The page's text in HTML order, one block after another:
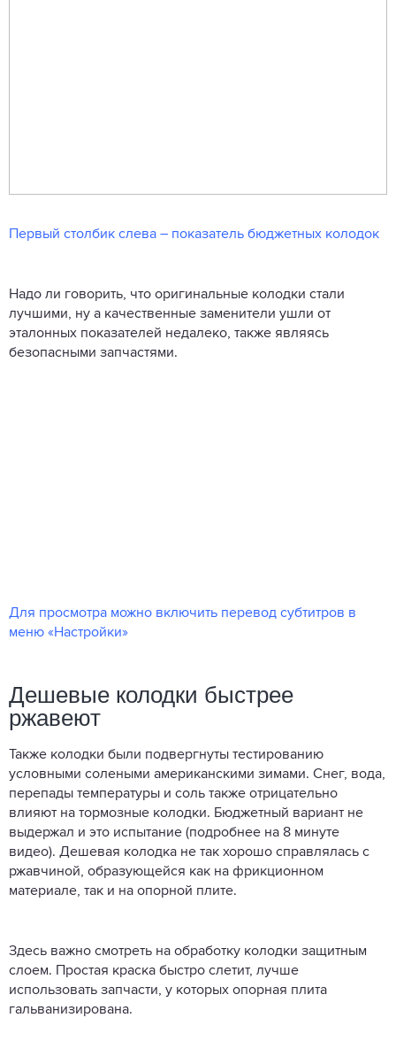
Первый столбик слева – показатель бюджетных колодок
Надо ли говорить, что оригинальные колодки стали
лучшими, ну а качественные заменители ушли от
эталонных показателей недалеко, также являясь
безопасными запчастями.
Для просмотра можно включить перевод субтитров в
меню «Настройки»
Дешевые колодки быстрее
ржавеют
Также колодки были подвергнуты тестированию
условными солеными американскими зимами. Снег, вода,
перепады температуры и соль также отрицательно
влияют на тормозные колодки. Бюджетный вариант не
выдержал и это испытание (подробнее на 8 минуте
видео). Дешевая колодка не так хорошо справлялась с
ржавчиной, образующейся как на фрикционном
материале, так и на опорной плите.
Здесь важно смотреть на обработку колодки защитным
слоем. Простая краска быстро слетит, лучше
использовать запчасти, у которых опорная плита
гальванизирована.